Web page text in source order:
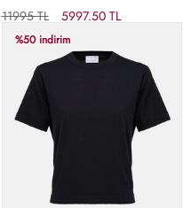
11995 TL
5997.50 TL
%50 indirim